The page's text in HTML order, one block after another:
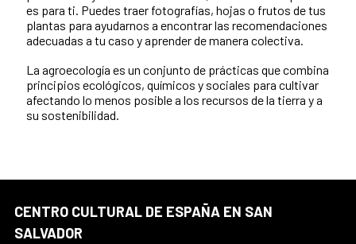
es para ti. Puedes traer fotografías, hojas o frutos de tus
plantas para ayudarnos a encontrar las recomendaciones
adecuadas a tu caso y aprender de manera colectiva.
La agroecología es un conjunto de prácticas que combina
principios ecológicos, químicos y sociales para cultivar
afectando lo menos posible a los recursos de la tierra y a
su sostenibilidad.
CENTRO CULTURAL DE ESPAÑA EN SAN
SALVADOR